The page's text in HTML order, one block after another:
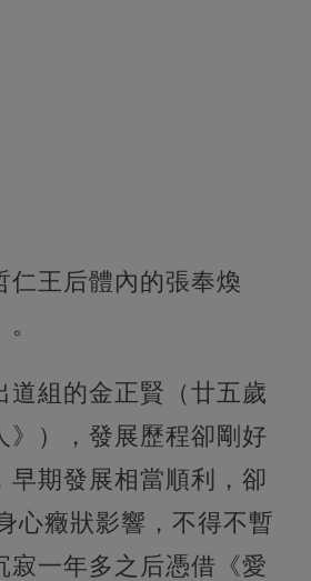
仁王后體內的張奉煥
道組的金正賢（廿五歲
》），發展歷程卻剛好
早期發展相當順利，卻
心癥狀影響，不得不暫
寂一年多之后憑借《愛